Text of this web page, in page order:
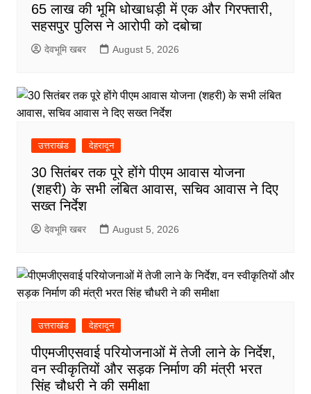
65 लाख की भूमि धोखाधड़ी में एक और गिरफ्तारी,
सहसपुर पुलिस ने आरोपी को दबोचा
देवभूमि खबर August 5, 2026
उत्तराखंड देहरादून
30 सितंबर तक पूरे होंगे पीएम आवास योजना
(शहरी) के सभी लंबित आवास, सचिव आवास ने दिए
सख्त निर्देश
देवभूमि खबर August 5, 2026
उत्तराखंड देहरादून
पीएमजीएसवाई परियोजनाओं में तेजी लाने के निर्देश,
वन स्वीकृतियों और सड़क निर्माण की मंत्री भरत
सिंह चौधरी ने की समीक्षा